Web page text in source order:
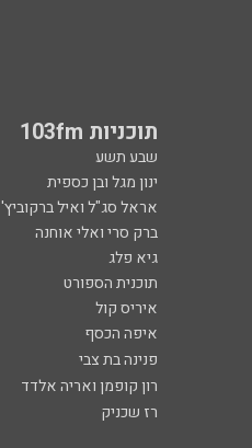
תוכניות 103fm
שבע תשע
ינון מגל ובן כספית
אראל סג"ל ואיל ברקוביץ'
ברק סרי ואלי אוחנה
גיא פלג
תוכנית הספורט
איריס קול
איפה הכסף
פנינה בת צבי
רון קופמן ואריה אלדד
רז שכניק